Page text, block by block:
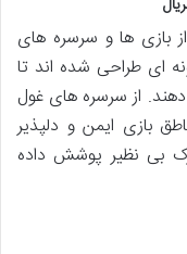
بازی ها و سرسره های
ای طراحی شده اند تا
از سرسره های غول
بازی ایمن و دلپذیر
بی نظیر پوشش داده